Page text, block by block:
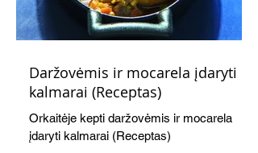
Daržovėmis ir mocarela įdaryti
kalmarai (Receptas)
Orkaitėje kepti daržovėmis ir mocarela
įdaryti kalmarai (Receptas)